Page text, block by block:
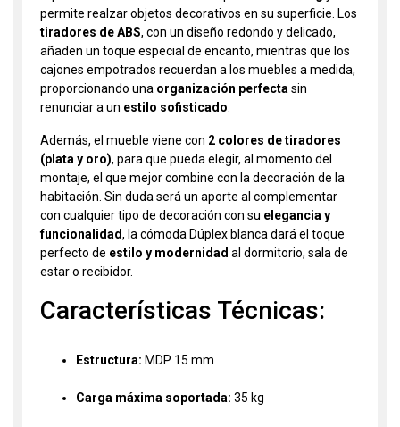
permite realzar objetos decorativos en su superficie. Los
tiradores de ABS, con un diseño redondo y delicado,
añaden un toque especial de encanto, mientras que los
cajones empotrados recuerdan a los muebles a medida,
proporcionando una organización perfecta sin
renunciar a un estilo sofisticado
Además, el mueble viene con 2 colores de tiradores
(plata y oro), para que pueda elegir, al momento del
montaje, el que mejor combine con la decoración de la
habitación. Sin duda será un aporte al complementar
con cualquier tipo de decoración con su elegancia y
funcionalidad, la cómoda Dúplex blanca dará el toque
perfecto de estilo y modernidad al dormitorio, sala de
estar o recibidor.
Características Técnicas:
Estructura: MDP 15 mm
Carga máxima soportada: 35 kg